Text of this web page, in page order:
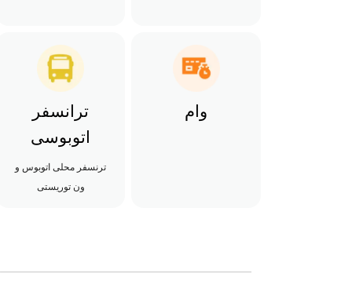
وام
ترانسفر
اتوبوسی
ترنسفر محلی اتوبوس و
ون توریستی